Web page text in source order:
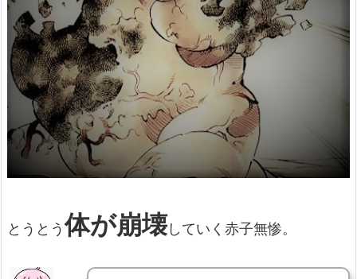
とうとう体が崩壊していく赤子無惨。